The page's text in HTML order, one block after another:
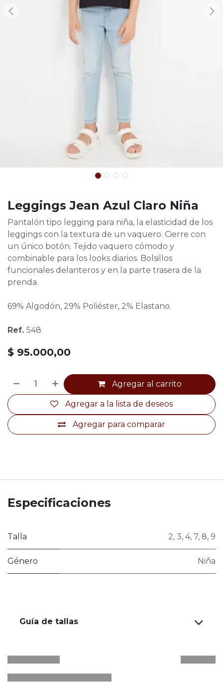
Leggings Jean Azul Claro Niña
Pantalón tipo legging para niña, la elasticidad de los
leggings con la textura de un vaquero. Cierre con
un único botón. Tejido vaquero cómodo y
combinable para los looks diarios. Bolsillos
funcionales delanteros y en la parte trasera de la
prenda.
69% Algodón, 29% Poliéster, 2% Elastano.
Ref. 548
$ 95.000,00
Agregar al carrito
Agregar para comparar
Agregar a la lista de deseos
Especificaciones
Talla 2, 3, 4, 7, 8, 9
Género Niña
Guía de tallas